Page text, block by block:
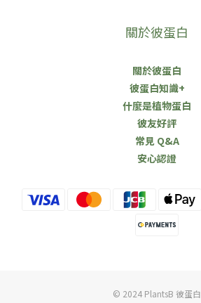
關於彼蛋白
關於彼蛋白
彼蛋白知識+
什麼是植物蛋白
彼友好評
常見 Q&A
安心認證
© 2024 PlantsB 彼蛋白